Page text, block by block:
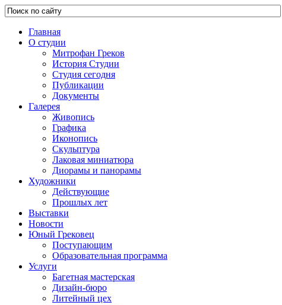
Главная
О студии
Митрофан Греков
История Студии
Студия сегодня
Публикации
Документы
Галерея
Живопись
Графика
Иконопись
Скульптура
Лаковая миниатюра
Диорамы и панорамы
Художники
Действующие
Прошлых лет
Выставки
Новости
Юный Грековец
Поступающим
Образовательная программа
Услуги
Багетная мастерская
Дизайн-бюро
Литейный цех